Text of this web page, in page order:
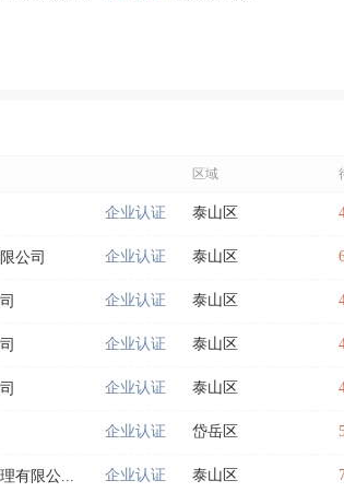
区域
企业认证 泰山区
公司 企业认证 泰山区
企业认证 泰山区
企业认证 泰山区
企业认证 泰山区
企业认证 岱岳区
有限公... 企业认证 泰山区